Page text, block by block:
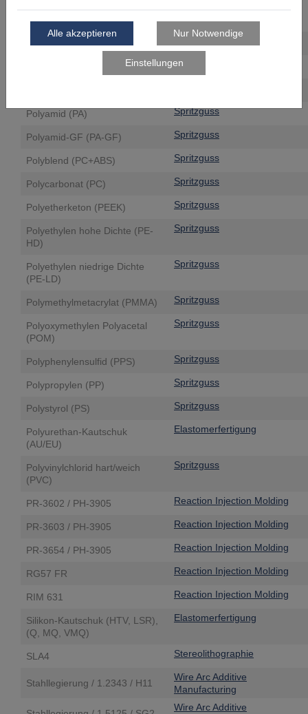
PA 3200 GF / Polyamid 12 /
glaskugelgefüllt
PA 6 Polyamidguss
Fused Deposition Modeling
Polyamid (PA) Spritzguss
Polyamid-GF (PA-GF) Spritzguss
Polyblend (PC+ABS) Spritzguss
Polycarbonat (PC) Spritzguss
Polyetherketon (PEEK) Spritzguss
Polyethylen hohe Dichte (PE-
HD)
Spritzguss
Polyethylen niedrige Dichte
(PE-LD)
Spritzguss
Polymethylmetacrylat (PMMA) Spritzguss
Polyoxymethylen Polyacetal
(POM)
Spritzguss
Polyphenylensulfid (PPS) Spritzguss
Polypropylen (PP) Spritzguss
Polystyrol (PS) Spritzguss
Polyurethan-Kautschuk
(AU/EU)
Elastomerfertigung
Polyvinylchlorid hart/weich
(PVC)
Spritzguss
PR-3602 / PH-3905 Reaction Injection Molding
PR-3603 / PH-3905 Reaction Injection Molding
PR-3654 / PH-3905 Reaction Injection Molding
RG57 FR Reaction Injection Molding
RIM 631 Reaction Injection Molding
Silikon-Kautschuk (HTV, LSR),
(Q, MQ, VMQ)
Elastomerfertigung
SLA4 Stereolithographie
Stahllegierung / 1.2343 / H11
Wire Arc Additive
Manufacturing
Wire Arc Additive